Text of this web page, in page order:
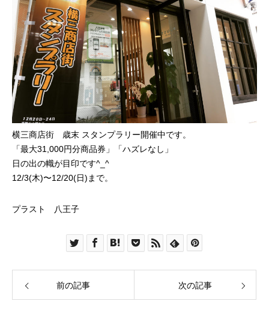
横三商店街 歳末 スタンプラリー開催中です。
「最大31,000円分商品券」「ハズレなし」
日の出の幟が目印です^_^
12/3(木)〜12/20(日)まで。
プラスト 八王子
前の記事 次の記事